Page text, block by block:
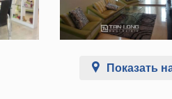
Показать